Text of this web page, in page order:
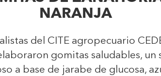
NARANJA
del CITE agropecuario
gomitas saludables, un
a base de jarabe de glucosa,